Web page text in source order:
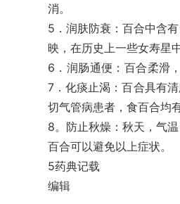
消。
5．润肤防衰：百合中含
映，在历史上一些女寿星
6．润肠通便：百合柔滑
7．化痰止渴：百合具有
切气管病患者，食百合均
8。防止秋燥：秋天，气
百合可以避免以上症状。
5药典记载
编辑